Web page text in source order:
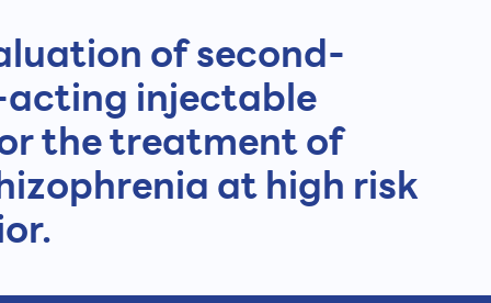
of second-
injectable
the treatment of
at high risk